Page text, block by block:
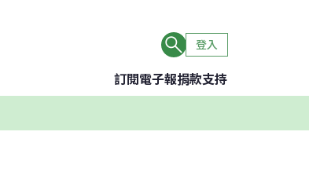
登入
訂閱電子報捐款支持